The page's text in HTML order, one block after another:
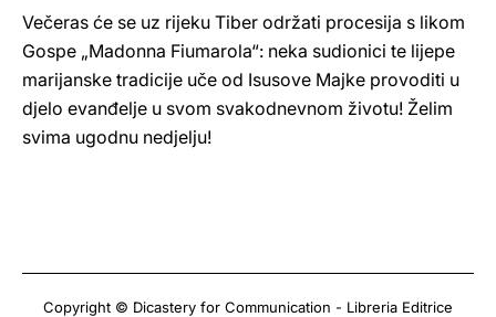
Večeras će se uz rijeku Tiber održati procesija s likom
Gospe „Madonna Fiumarola“: neka sudionici te lijepe
marijanske tradicije uče od Isusove Majke provoditi u
djelo evanđelje u svom svakodnevnom životu! Želim
svima ugodnu nedjelju!
Copyright © Dicastery for Communication - Libreria Editrice